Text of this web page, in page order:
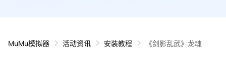
MuMu模拟器 活动资讯 安装教程 《剑影乱武》龙魂